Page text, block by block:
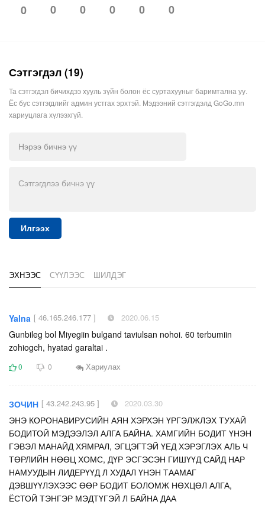
0 0 0 0 0 0
Сэтгэгдэл (19)
Та сэтгэгдэл бичихдээ хууль зүйн болон ёс суртахууныг баримтална уу.
Ёс бус сэтгэгдлийг админ устгах эрхтэй. Мэдээний сэтгэгдэлд GoGo.mn
хариуцлага хүлээхгүй.
Илгээх
ЭХНЭЭС СҮҮЛЭЭС ШИЛДЭГ
Yalna [ 46.165.246.177 ] 2020.06.15
Gunbileg bol Miyegiin bulgand taviulsan nohoi. 60 terbumiin
zohiogch, hyatad garaltai .
0 0 Хариулах
ЗОЧИН [ 43.242.243.95 ] 2020.03.30
ЭНЭ КОРОНАВИРУСИЙН АЯН ХЭРХЭН ҮРГЭЛЖЛЭХ ТУХАЙ
БОДИТОЙ МЭДЭЭЛЭЛ АЛГА БАЙНА. ХАМГИЙН БОДИТ ҮНЭН
ГЭВЭЛ МАНАЙД ХЯМРАЛ, ЭГЦЭГТЭЙ ҮЕД ХЭРЭГЛЭХ АЛЬ Ч
ТӨРЛИЙН НӨӨЦ ХОМС, ДҮР ЭСГЭСЭН ГИШҮҮД САЙД НАР
НАМУУДЫН ЛИДЕРҮҮД Л ХУДАЛ ҮНЭН ТААМАГ
ДЭВШҮҮЛЭХЭЭС ӨӨР БОДИТ БОЛОМЖ НӨХЦӨЛ АЛГА,
ЁСТОЙ ТЭНГЭР МЭДТҮГЭЙ Л БАЙНА ДАА